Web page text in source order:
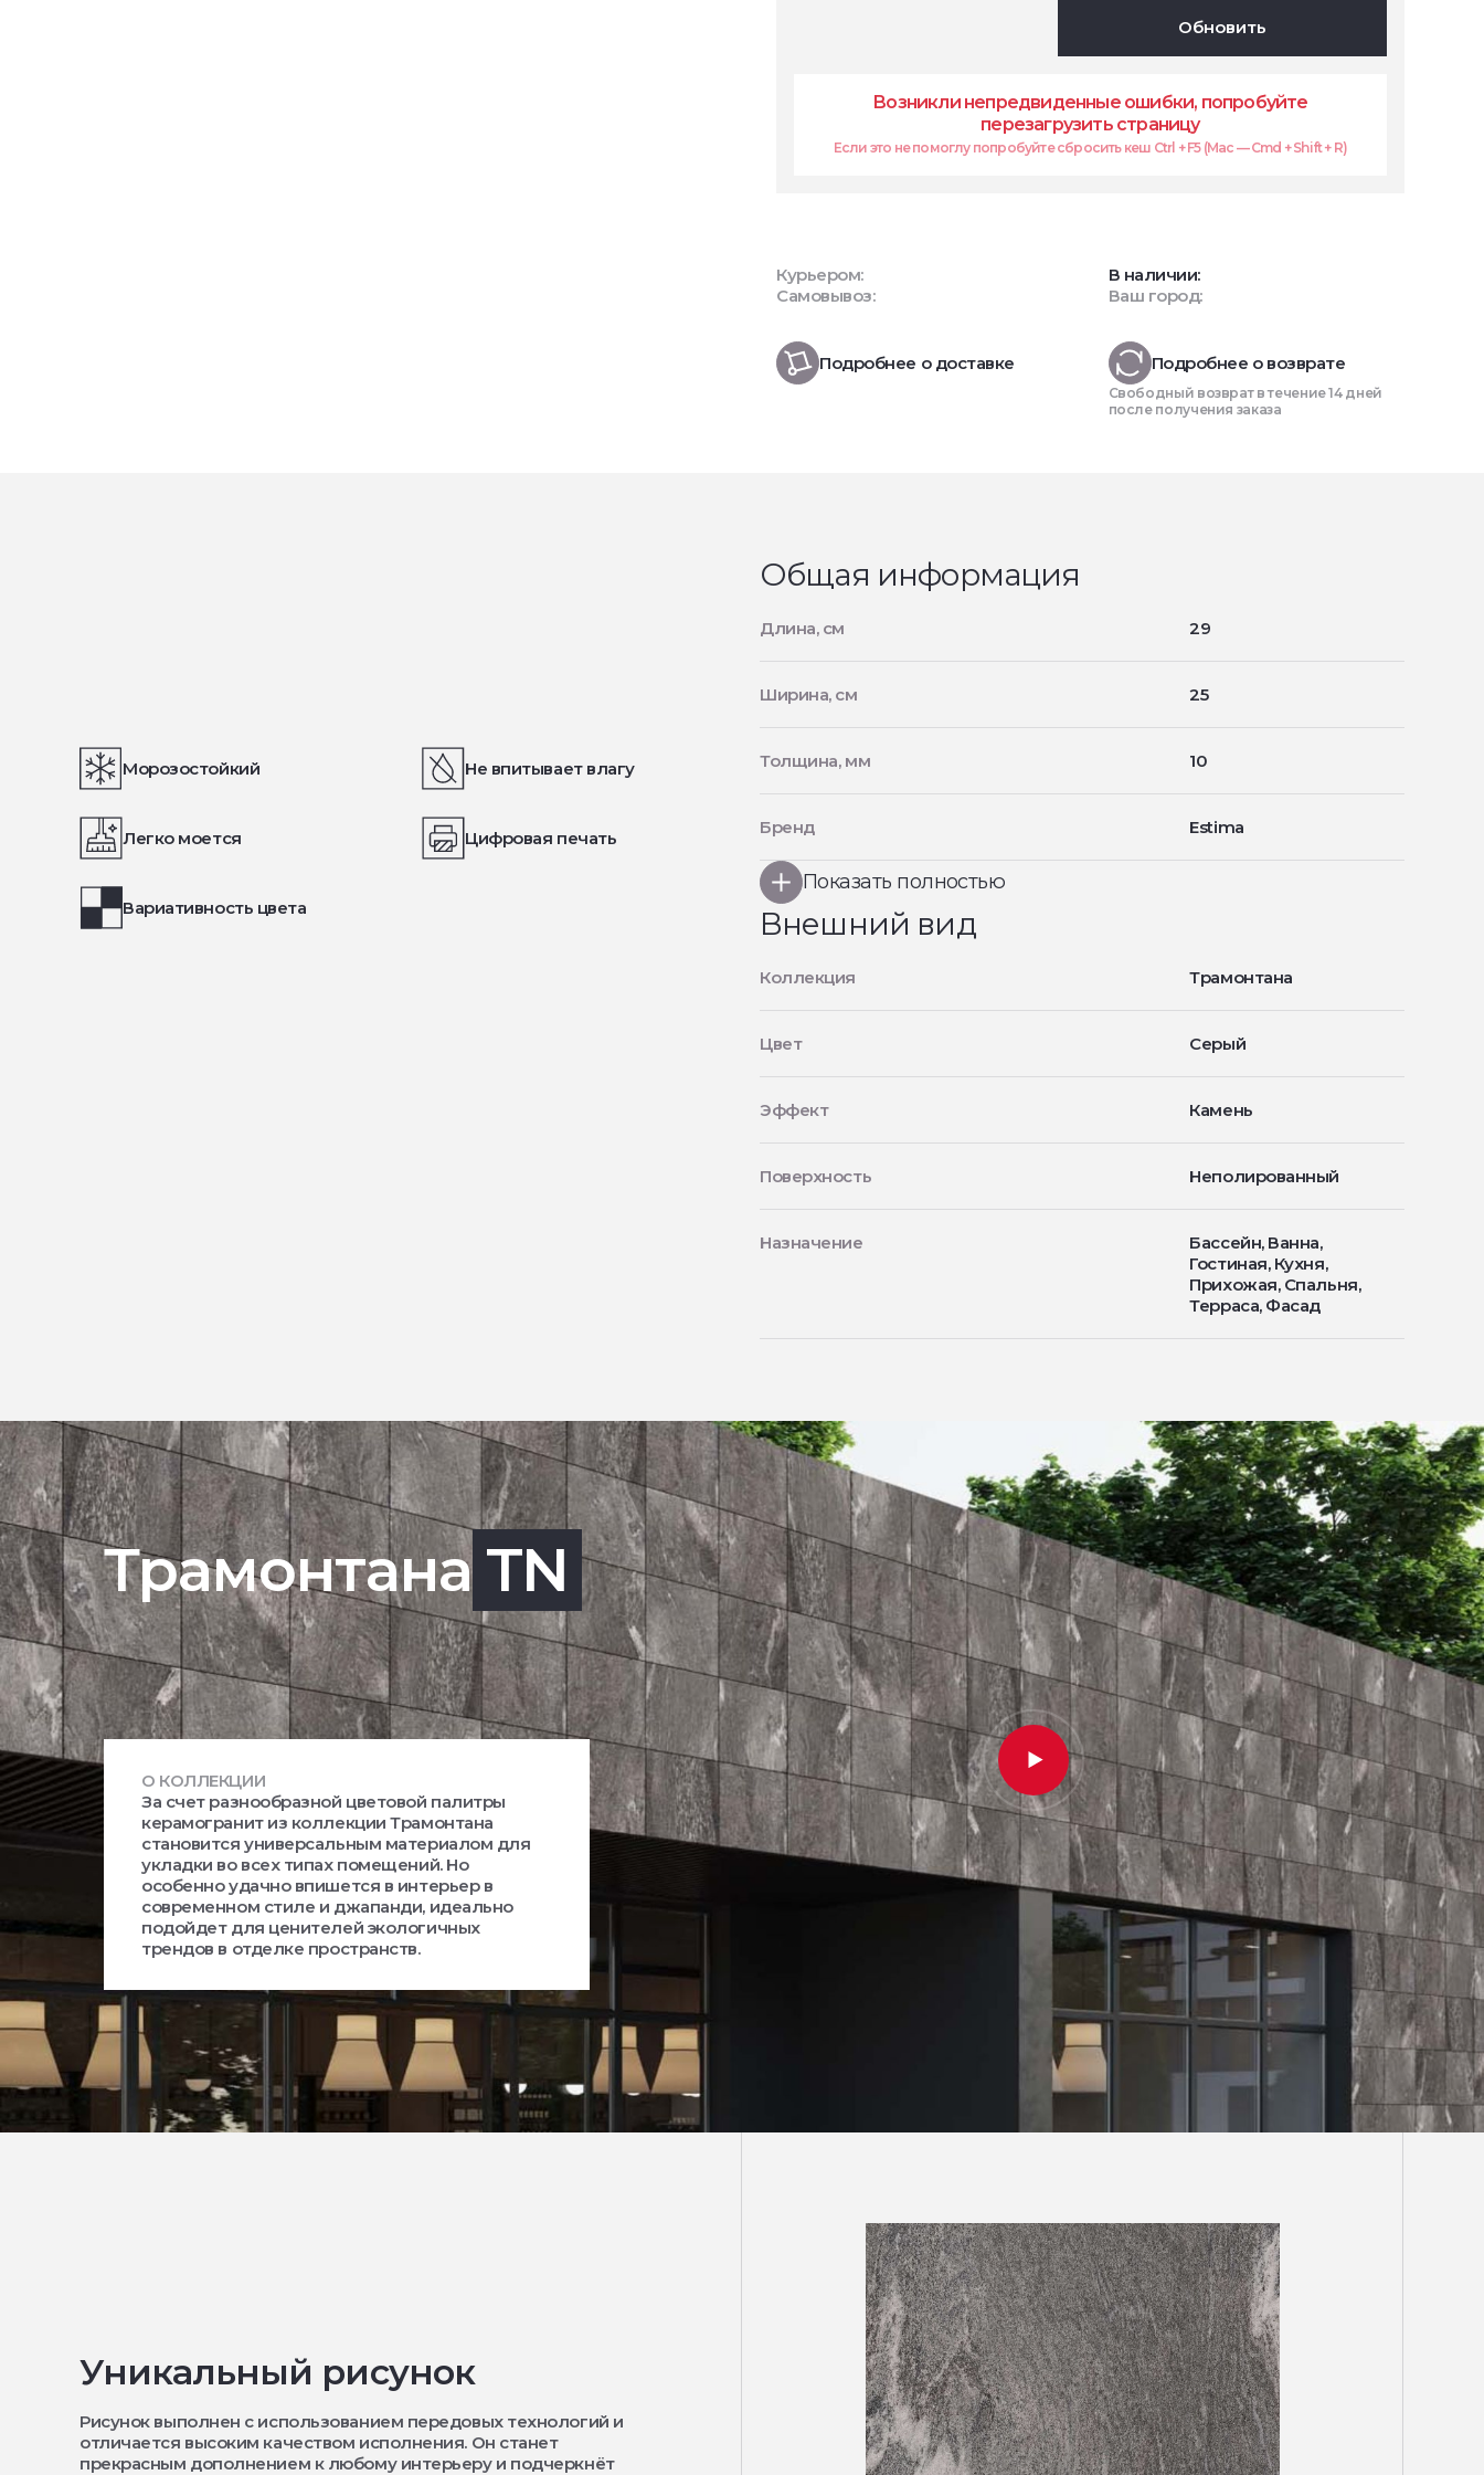
Обновить
Возникли непредвиденные ошибки, попробуйте
перезагрузить страницу
Если это не помоглу попробуйте сбросить кеш Ctrl + F5 (Mac — Cmd + Shift + R)
Курьером:
Самовывоз:
В наличии:
Ваш город:
Подробнее о доставке Подробнее о возврате
Свободный возврат в течение 14 дней
после получения заказа
Морозостойкий Не впитывает влагу
Легко моется Цифровая печать
Вариативность цвета
Общая информация
Длина, см 29
Ширина, см 25
Толщина, мм 10
Бренд Estima
Показать полностью
Внешний вид
Коллекция Трамонтана
Цвет Серый
Эффект Камень
Поверхность Неполированный
Назначение
Бассейн, Ванна,
Гостиная, Кухня,
Прихожая, Спальня,
Терраса, Фасад
ТрамонтанаTN
О КОЛЛЕКЦИИ
За счет разнообразной цветовой палитры
керамогранит из коллекции Трамонтана
становится универсальным материалом для
укладки во всех типах помещений. Но
особенно удачно впишется в интерьер в
современном стиле и джапанди, идеально
подойдет для ценителей экологичных
трендов в отделке пространств.
Уникальный рисунок
Рисунок выполнен с использованием передовых технологий и
отличается высоким качеством исполнения. Он станет
прекрасным дополнением к любому интерьеру и подчеркнёт